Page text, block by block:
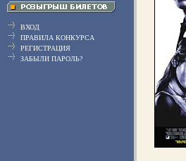
ВХОД
ПРАВИЛА КОНКУРСА
РЕГИСТРАЦИЯ
ЗАБЫЛИ ПАРОЛЬ?